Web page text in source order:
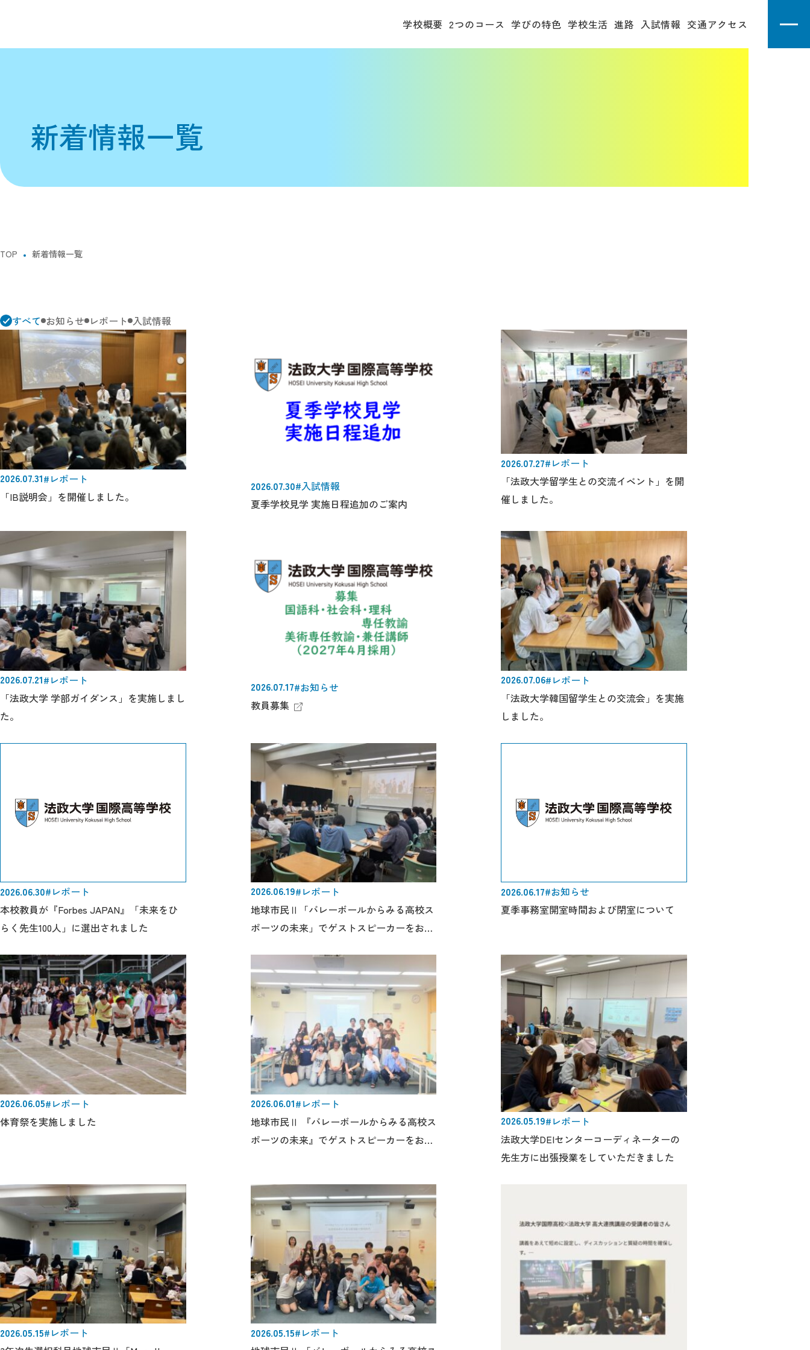
学校概要 2つのコース 学びの特色 学校生活 進路 入試情報 交通アクセス
新着情報一覧
TOP 新着情報一覧
すべて お知らせ レポート 入試情報
2026.07.31#レポート
「IB説明会」を開催しました。
2026.07.30#入試情報
夏季学校見学 実施日程追加のご案内
2026.07.27#レポート
「法政大学留学生との交流イベント」を開
催しました。
2026.07.21#レポート
「法政大学 学部ガイダンス」を実施しまし
た。
2026.07.17#お知らせ
教員募集
2026.07.06#レポート
「法政大学韓国留学生との交流会」を実施
しました。
2026.06.30#レポート
本校教員が『Forbes JAPAN』「未来をひ
らく先生100人」に選出されました
2026.06.19#レポート
地球市民Ⅱ「バレーボールからみる高校ス
ポーツの未来」でゲストスピーカーをお招
2026.06.17#お知らせ
夏季事務室開室時間および閉室について
2026.06.05#レポート
体育祭を実施しました
2026.06.01#レポート
地球市民Ⅱ 『バレーボールからみる高校ス
ポーツの未来』でゲストスピーカーをお招
2026.05.19#レポート
法政大学DEIセンターコーディネーターの
先生方に出張授業をしていただきました
2026.05.15#レポート
2026.05.15#レポート